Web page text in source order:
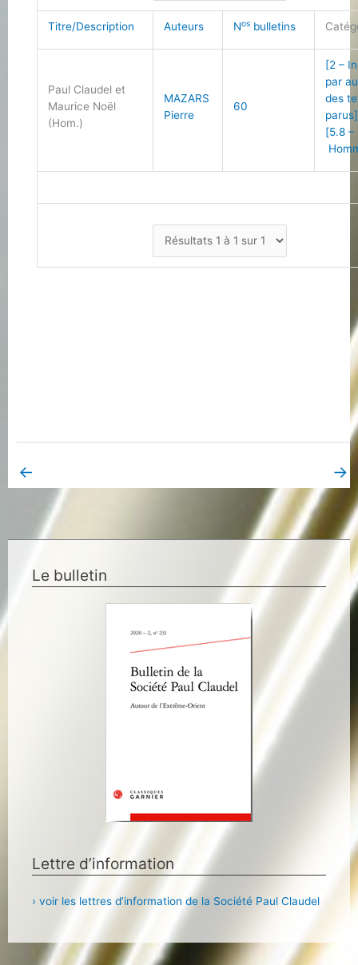
Titre/Description Auteurs Nos bulletins
Paul Claudel et
Maurice Noël
(Hom.)
MAZARS
Pierre
60
[2 –
par
des
parus]
[5.8 –
← →
Le bulletin
Lettre d’information
› voir les lettres d’information de la Société Paul Claudel